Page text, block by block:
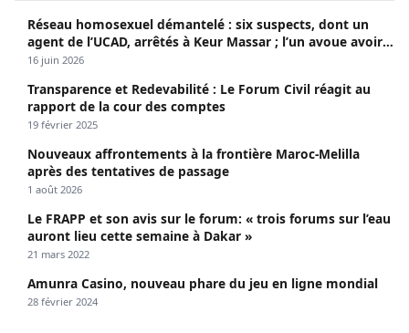
Réseau homosexuel démantelé : six suspects, dont un
agent de l’UCAD, arrêtés à Keur Massar ; l’un avoue avoir
propagé le VIH depuis 2018
16 juin 2026
Transparence et Redevabilité : Le Forum Civil réagit au
rapport de la cour des comptes
19 février 2025
Nouveaux affrontements à la frontière Maroc-Melilla
après des tentatives de passage
1 août 2026
Le FRAPP et son avis sur le forum: « trois forums sur l’eau
auront lieu cette semaine à Dakar »
21 mars 2022
Amunra Casino, nouveau phare du jeu en ligne mondial
28 février 2024